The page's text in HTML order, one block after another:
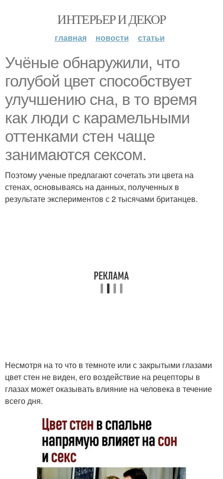
ИНТЕРЬЕР И ДЕКОР
главная новости статьи
Учёные обнаружили, что
голубой цвет способствует
улучшению сна, в то время
как люди с карамельными
оттенками стен чаще
занимаются сексом.
Поэтому ученые предлагают сочетать эти цвета на
стенах, основываясь на данных, полученных в
результате экспериментов с 2 тысячами британцев.
Несмотря на то что в темноте или с закрытыми глазами
цвет стен не виден, его воздействие на рецепторы в
глазах может оказывать влияние на человека в течение
всего дня.